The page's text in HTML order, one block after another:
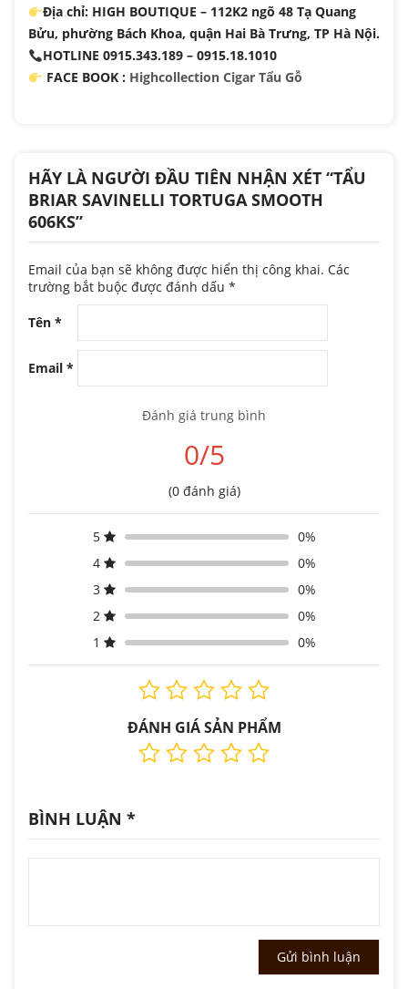
Địa chỉ: HIGH BOUTIQUE – 112K2 ngõ 48 Tạ Quang
Bửu, phường Bách Khoa, quận Hai Bà Trưng, TP Hà Nội.
HOTLINE 0915.343.189 – 0915.18.1010
FACE BOOK : Highcollection Cigar Tẩu Gỗ
HÃY LÀ NGƯỜI ĐẦU TIÊN NHẬN XÉT “TẨU
BRIAR SAVINELLI TORTUGA SMOOTH
606KS”
Email của bạn sẽ không được hiển thị công khai. Các
trường bắt buộc được đánh dấu *
Tên *
Email *
Đánh giá trung bình
0/5
(0 đánh giá)
5
0%
4
0%
3
0%
2
0%
1
0%
ĐÁNH GIÁ SẢN PHẨM
BÌNH LUẬN *